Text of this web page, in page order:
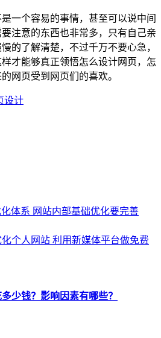
一个容易的事情，甚至可以说中间
注意的东西也非常多，只有自己亲
的了解清楚，不过千万不要心急，
才能够真正领悟怎么设计网页，怎
网页受到网页们的喜欢。
设计
体系 网站内部基础优化要完善
个人网站 利用新媒体平台做免费
少钱？影响因素有哪些？